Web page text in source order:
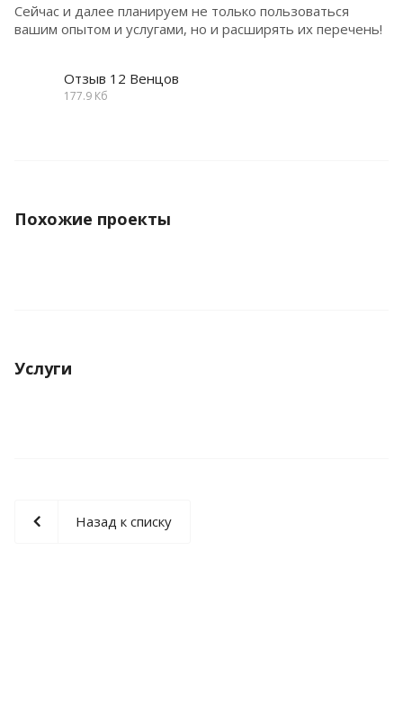
Сейчас и далее планируем не только пользоваться
вашим опытом и услугами, но и расширять их перечень!
Отзыв 12 Венцов
177.9 Кб
Похожие проекты
Услуги
Назад к списку